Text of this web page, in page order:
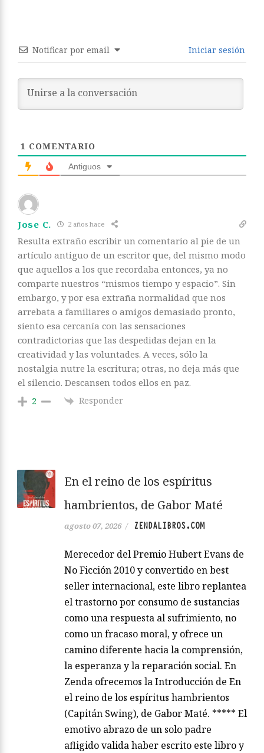
Notificar por email Iniciar sesión
1 COMENTARIO
Antiguos
Jose C. 2 años hace
Resulta extraño escribir un comentario al pie de un
artículo antiguo de un escritor que, del mismo modo
que aquellos a los que recordaba entonces, ya no
comparte nuestros “mismos tiempo y espacio”. Sin
embargo, y por esa extraña normalidad que nos
arrebata a familiares o amigos demasiado pronto,
siento esa cercanía con las sensaciones
contradictorias que las despedidas dejan en la
creatividad y las voluntades. A veces, sólo la
nostalgia nutre la escritura; otras, no deja más que
el silencio. Descansen todos ellos en paz.
2 Responder
En el reino de los espíritus
hambrientos, de Gabor Maté
agosto 07, 2026 / ZENDALIBROS.COM
Merecedor del Premio Hubert Evans de
No Ficción 2010 y convertido en best
seller internacional, este libro replantea
el trastorno por consumo de sustancias
como una respuesta al sufrimiento, no
como un fracaso moral, y ofrece un
camino diferente hacia la comprensión,
la esperanza y la reparación social. En
Zenda ofrecemos la Introducción de En
el reino de los espíritus hambrientos
(Capitán Swing), de Gabor Maté. ***** El
emotivo abrazo de un solo padre
afligido valida haber escrito este libro y